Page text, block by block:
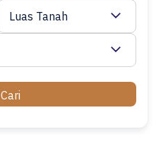
Cari
Luas Tanah